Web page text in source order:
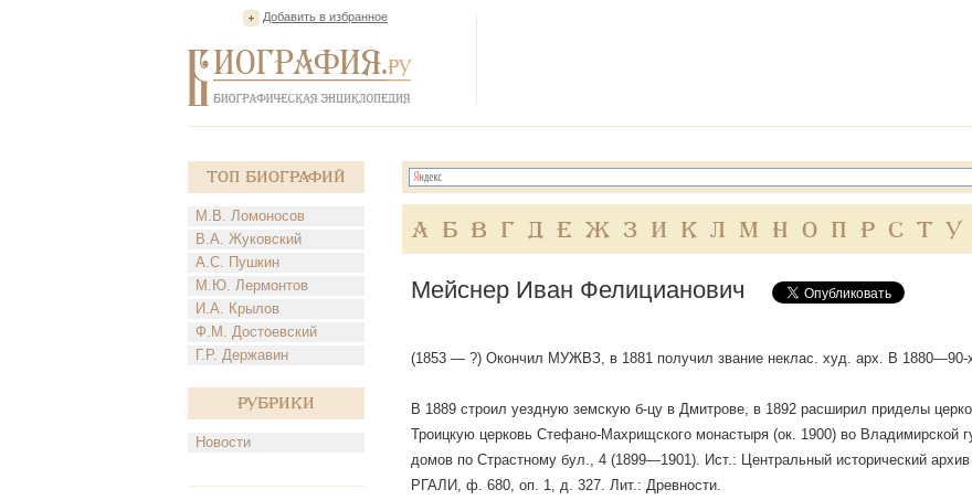
Добавить в избранное
Топ Биографий
М.В. Ломоносов
В.А. Жуковский
А.С. Пушкин
М.Ю. Лермонтов
И.А. Крылов
Ф.М. Достоевский
Г.Р. Державин
Рубрики
Новости
А Б В Г Д Е Ж З И К Л М Н О П Р С Т У
Мейснер Иван Фелицианович
(1853 — ?) Окончил МУЖВЗ, в 1881 получил звание неклас. худ. арх. В 1880—90-
В 1889 строил уездную земскую б-цу в Дмитрове, в 1892 расширил приделы
Троицкую церковь Стефано-Махрищского монастыря (ок. 1900) во Владимирской
домов по Страстному бул., 4 (1899—1901). Ист.: Центральный исторический
РГАЛИ, ф. 680, оп. 1, д. 327. Лит.: Древности.